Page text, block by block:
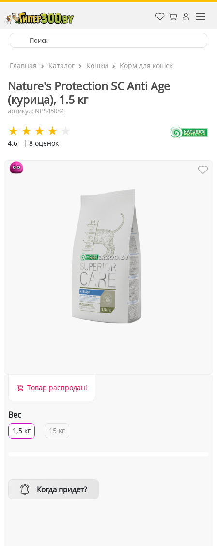
Главная Каталог Кошки Корм для кошек
Nature's Protection SC Anti Age
(курица), 1.5 кг
артикул: NPS45084
4.6 | 8 оценок
Товар распродан!
Вес
1,5 кг 15 кг
Когда придет?